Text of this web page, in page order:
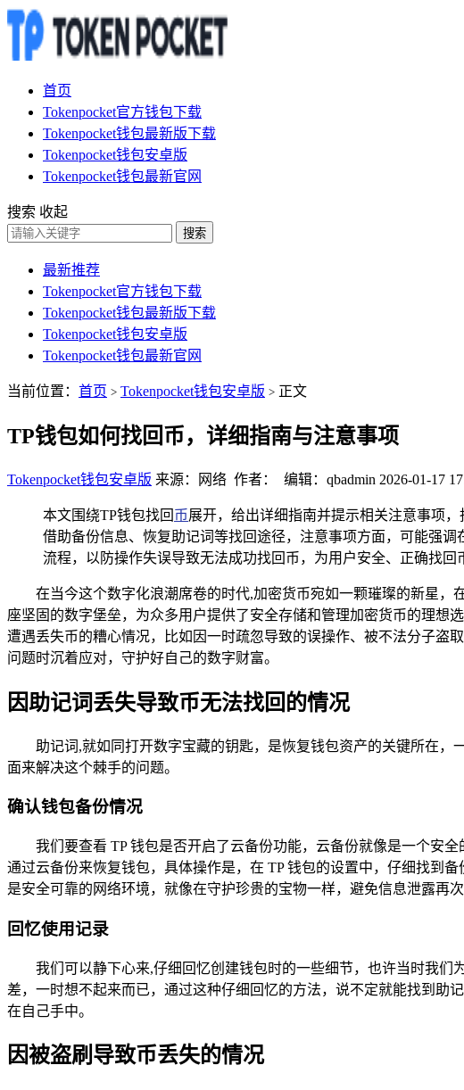
首页
Tokenpocket官方钱包下载
Tokenpocket钱包最新版下载
Tokenpocket钱包安卓版
Tokenpocket钱包最新官网
搜索 收起
搜索
最新推荐
Tokenpocket官方钱包下载
Tokenpocket钱包最新版下载
Tokenpocket钱包安卓版
Tokenpocket钱包最新官网
当前位置： 首页 > Tokenpocket钱包安卓版 > 正文
TP钱包如何找回币，详细指南与注意事项
Tokenpocket钱包安卓版 来源：网络 作者： 编辑：qbadmin 2026-01-17
本文围绕TP钱包找回 币展开，给出详细指南并提示相关注意事项
借助备份信息、恢复助记词等找回途径，注意事项方面，可能强
流程，以防操作失误导致无法成功找回币，为用户安全、正确找回
在当今这个数字化浪潮席卷的时代,加密货币宛如一颗璀璨的新星，
座坚固的数字堡垒，为众多用户提供了安全存储和管理加密货币的理想
遭遇丢失币的糟心情况，比如因一时疏忽导致的误操作、被不法分子盗
问题时沉着应对，守护好自己的数字财富。
因助记词丢失导致币无法找回的情况
助记词,就如同打开数字宝藏的钥匙，是恢复钱包资产的关键所在
面来解决这个棘手的问题。
确认钱包备份情况
我们要查看 TP 钱包是否开启了云备份功能，云备份就像是一个安
通过云备份来恢复钱包，具体操作是，在 TP 钱包的设置中，仔细找到
是安全可靠的网络环境，就像在守护珍贵的宝物一样，避免信息泄露再次
回忆使用记录
我们可以静下心来,仔细回忆创建钱包时的一些细节，也许当时我
差，一时想不起来而已，通过这种仔细回忆的方法，说不定就能找到助
在自己手中。
因被盗刷导致币丢失的情况